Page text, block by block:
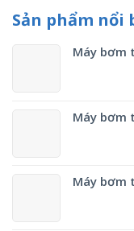
Sản phẩm nổi
Máy bơm
Máy bơm
Máy bơm